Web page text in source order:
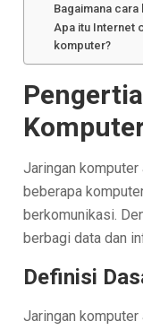
Bagaimana
Apa itu Internet
komputer?
Jaringan komputer
beberapa
berkomunikasi.
berbagi data dan
Definisi
Jaringan komputer